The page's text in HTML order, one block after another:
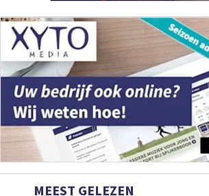
MEEST GELEZEN